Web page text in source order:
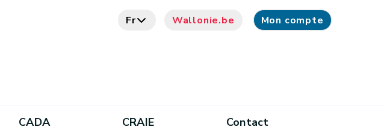
Fr Wallonie.be Mon compte
CADA CRAIE Contact